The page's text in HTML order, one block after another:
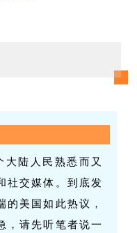
陆人民熟悉而又
社交媒体。到底发
的美国如此热议，
，请先听笔者说一